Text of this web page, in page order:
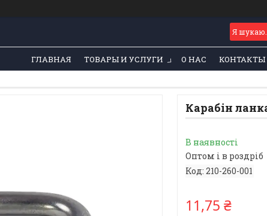
ГЛАВНАЯ ТОВАРЫ И УСЛУГИ О НАС КОНТАКТЫ
Карабін
В наявності
Оптом і в роздріб
Код: 210-260-001
11,75 ₴